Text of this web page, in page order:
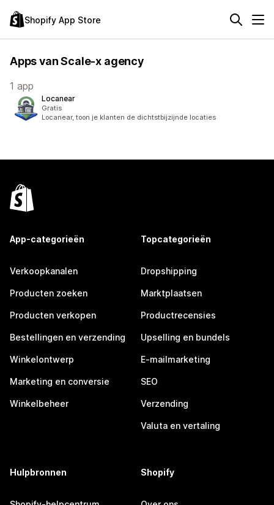
Shopify App Store
Apps van Scale-x agency
1 app
Locanear
Gratis
Locanear, toon je klanten de dichtstbijzijnde locaties
App-categorieën
Verkoopkanalen
Producten zoeken
Producten verkopen
Bestellingen en verzending
Winkelontwerp
Marketing en conversie
Winkelbeheer
Topcategorieën
Dropshipping
Marktplaatsen
Productrecensies
Upselling en bundels
E-mailmarketing
SEO
Verzending
Valuta en vertaling
Hulpbronnen Shopify